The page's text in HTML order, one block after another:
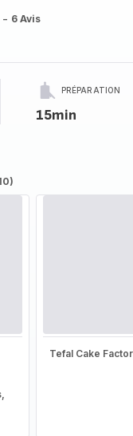
- 6 Avis
PRÉPARATION
15min
Tefal Cake